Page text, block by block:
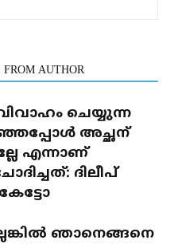
FROM AUTHOR
ചെയ്യുന്ന
അച്ഛന്
എന്നാണ്
ദിലീപ്
ഞാനെങ്ങനെ